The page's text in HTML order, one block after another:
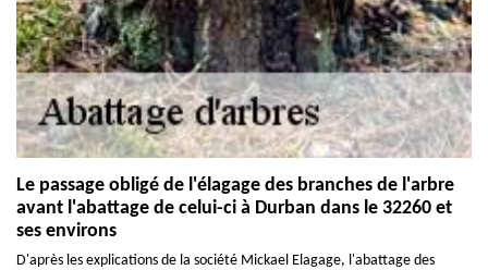
Le passage obligé de l'élagage des branches de l'arbre
avant l'abattage de celui-ci à Durban dans le 32260 et
ses environs
D'après les explications de la société Mickael Elagage, l'abattage des